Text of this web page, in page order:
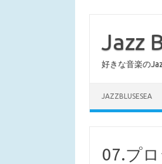
Jazz
好きな音楽の
JAZZBLUSESEA
07.プ